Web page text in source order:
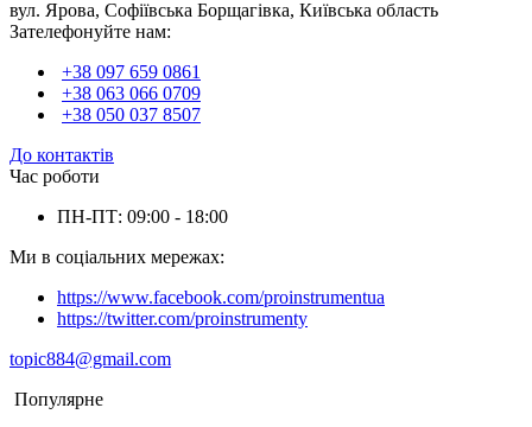
вул. Ярова, Софіївська Борщагівка, Київська область
Зателефонуйте нам:
+38 097 659 0861
+38 063 066 0709
+38 050 037 8507
До контактів
Час роботи
ПН-ПТ: 09:00 - 18:00
Ми в соціальних мережах:
https://www.facebook.com/proinstrumentua
https://twitter.com/proinstrumenty
topic884@gmail.com
Популярне